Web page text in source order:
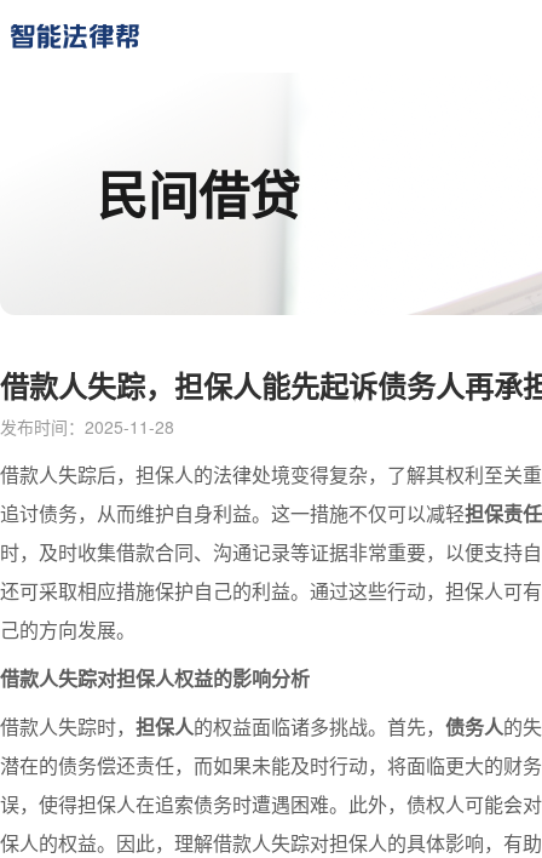
民间借贷
借款人失踪，担保人能先起诉债务人再承
发布时间：2025-11-28
借款人失踪后，担保人的法律处境变得复杂，了解其权利至关
追讨债务，从而维护自身利益。这一措施不仅可以减轻担保责任
时，及时收集借款合同、沟通记录等证据非常重要，以便支持
还可采取相应措施保护自己的利益。通过这些行动，担保人可
己的方向发展。
借款人失踪对担保人权益的影响分析
借款人失踪时， 担保人的权益面临诸多挑战。首先， 债务人的
潜在的债务偿还责任，而如果未能及时行动，将面临更大的财
误，使得担保人在追索债务时遭遇困难。此外，债权人可能会
保人的权益。因此，理解借款人失踪对担保人的具体影响，有